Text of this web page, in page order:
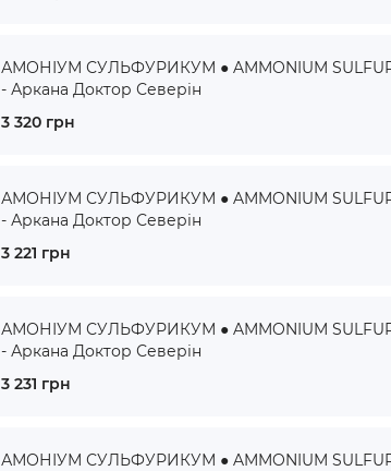
АМОНІУМ СУЛЬФУРИКУМ ● AMMONIUM
- Аркана Доктор Северін
3 320 грн
АМОНІУМ СУЛЬФУРИКУМ ● AMMONIUM
- Аркана Доктор Северін
3 221 грн
АМОНІУМ СУЛЬФУРИКУМ ● AMMONIUM
- Аркана Доктор Северін
3 231 грн
АМОНІУМ СУЛЬФУРИКУМ ● AMMONIUM